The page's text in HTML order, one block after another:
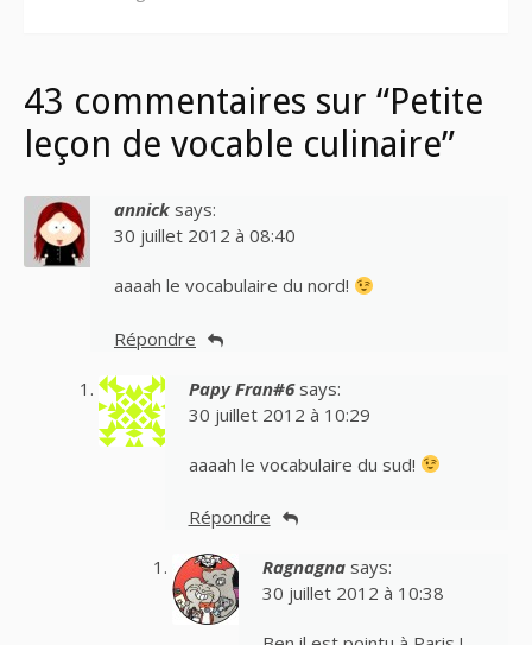
43 commentaires sur “Petite
leçon de vocable culinaire”
annick says:
30 juillet 2012 à 08:40
aaaah le vocabulaire du nord!
Répondre
Papy Fran#6 says:
30 juillet 2012 à 10:29
aaaah le vocabulaire du sud!
Répondre
Ragnagna says:
30 juillet 2012 à 10:38